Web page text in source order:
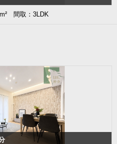
間取：3LDK